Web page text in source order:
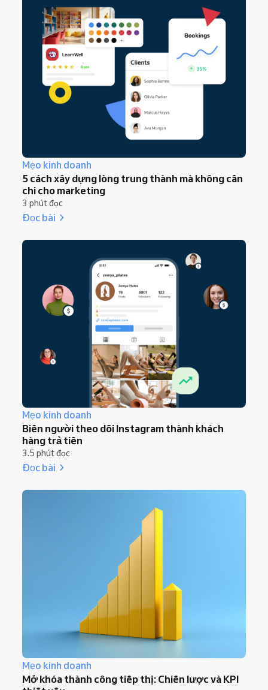
liền mạch từ lúc tìm hiểu đến đặt lịch và tham
gia lớp học, còn quý khách tiết kiệm thời gian
và phát triển nhanh hơn.
Mẹo kinh doanh
5 cách xây dựng lòng trung thành mà không cần
chi cho marketing
3 phút đọc
Đọc bài
Mẹo kinh doanh
Biến người theo dõi Instagram thành khách
hàng trả tiền
3.5 phút đọc
Đọc bài
Mẹo kinh doanh
Mở khóa thành công tiếp thị: Chiến lược và KPI